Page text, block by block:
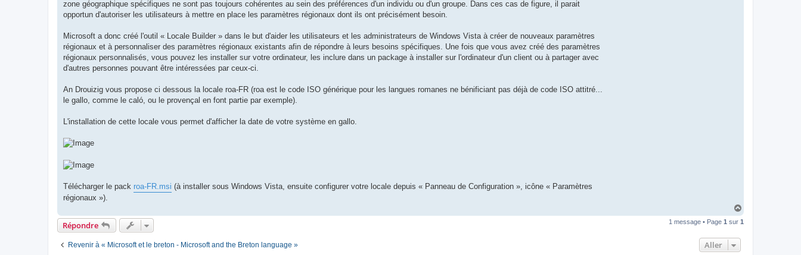
zone géographique spécifiques ne sont pas toujours cohérentes au sein des préférences d'un individu ou d'un groupe. Dans ces cas de figure, il parait
opportun d'autoriser les utilisateurs à mettre en place les paramètres régionaux dont ils ont précisément besoin.
Microsoft a donc créé l'outil « Locale Builder » dans le but d'aider les utilisateurs et les administrateurs de Windows Vista à créer de nouveaux paramètres
régionaux et à personnaliser des paramètres régionaux existants afin de répondre à leurs besoins spécifiques. Une fois que vous avez créé des paramètres
régionaux personnalisés, vous pouvez les installer sur votre ordinateur, les inclure dans un package à installer sur l'ordinateur d'un client ou à partager avec
d'autres personnes pouvant être intéressées par ceux-ci.
An Drouizig vous propose ci dessous la locale roa-FR (roa est le code ISO générique pour les langues romanes ne bénificiant pas déjà de code ISO attitré...
le gallo, comme le caló, ou le provençal en font partie par exemple).
L'installation de cette locale vous permet d'afficher la date de votre système en gallo.
Télécharger le pack roa-FR.msi (à installer sous Windows Vista, ensuite configurer votre locale depuis « Panneau de Configuration », icône « Paramètres
régionaux »).
u
Répondre 1 message • Page 1 sur 1
Revenir à « Microsoft et le breton - Microsoft and the Breton language » Aller